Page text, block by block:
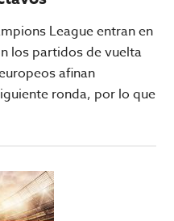
League entran en
los partidos de vuelta
afinan
ronda, por lo que